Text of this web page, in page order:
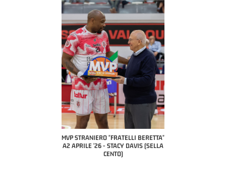
MVP STRANIERO "FRATELLI BERETTA"
A2 APRILE '26 - STACY DAVIS (SELLA
MVP "FRATELLI BERETTA"
DILAS B NAZIONALE APRILE